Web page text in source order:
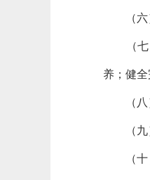
（六）
（七）
养；健
（八）
（九）
（十）